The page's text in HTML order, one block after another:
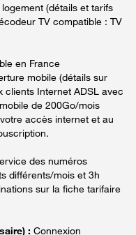
(détails et tarifs
TV compatible : TV
en France
mobile (détails sur
clients Internet ADSL avec
de 200Go/mois
accès internet et au
des numéros
différents/mois et 3h
sur la fiche tarifaire
: Connexion